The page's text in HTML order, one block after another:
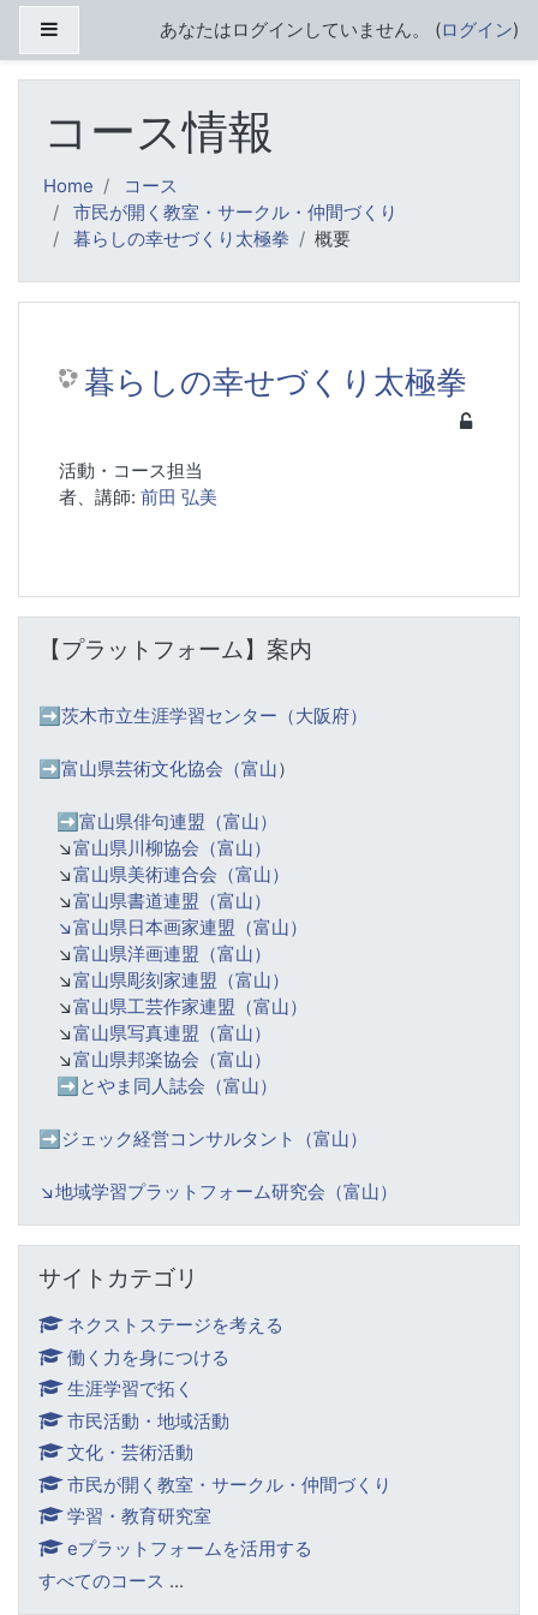
メインコンテンツへスキップする
サイドパネルあなたはログインしていません。 (ログイン)
コース情報
Home
コース
市民が開く教室・サークル・仲間づくり
暮らしの幸せづくり太極拳
概要
暮らしの幸せづくり太極拳
活動・コース担当
者、講師: 前田 弘美
【プラットフォーム】案内
➡️ 茨木市立生涯学習センター（大阪府）
➡️富山県芸術文化協会（富山）
➡️ 富山県俳句連盟（富山）
↘️富山県川柳協会（富山）
↘️富山県美術連合会（富山）
↘️富山県書道連盟（富山）
↘️富山県日本画家連盟（富山）
↘️富山県洋画連盟（富山）
↘️富山県彫刻家連盟（富山）
↘️富山県工芸作家連盟（富山）
↘️富山県写真連盟（富山）
↘️富山県邦楽協会（富山）
➡️ とやま同人誌会（富山）
➡️ジェック経営コンサルタント（富山）
↘️地域学習プラットフォーム研究会（富山）
サイトカテゴリ
ネクストステージを考える
働く力を身につける
生涯学習で拓く
市民活動・地域活動
文化・芸術活動
市民が開く教室・サークル・仲間づくり
学習・教育研究室
eプラットフォームを活用する
すべてのコース ...